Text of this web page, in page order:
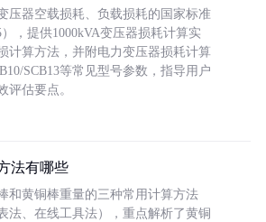
压器空载损耗、负载损耗的国家标准
），提供1000kVA变压器损耗计算实
计算方法，并附电力变压器损耗计算
SCB13等常见型号参数，指导用户
评估要点。
法有哪些
和黄铜棒重量的三种常用计算方法
法、在线工具法），重点解析了黄铜